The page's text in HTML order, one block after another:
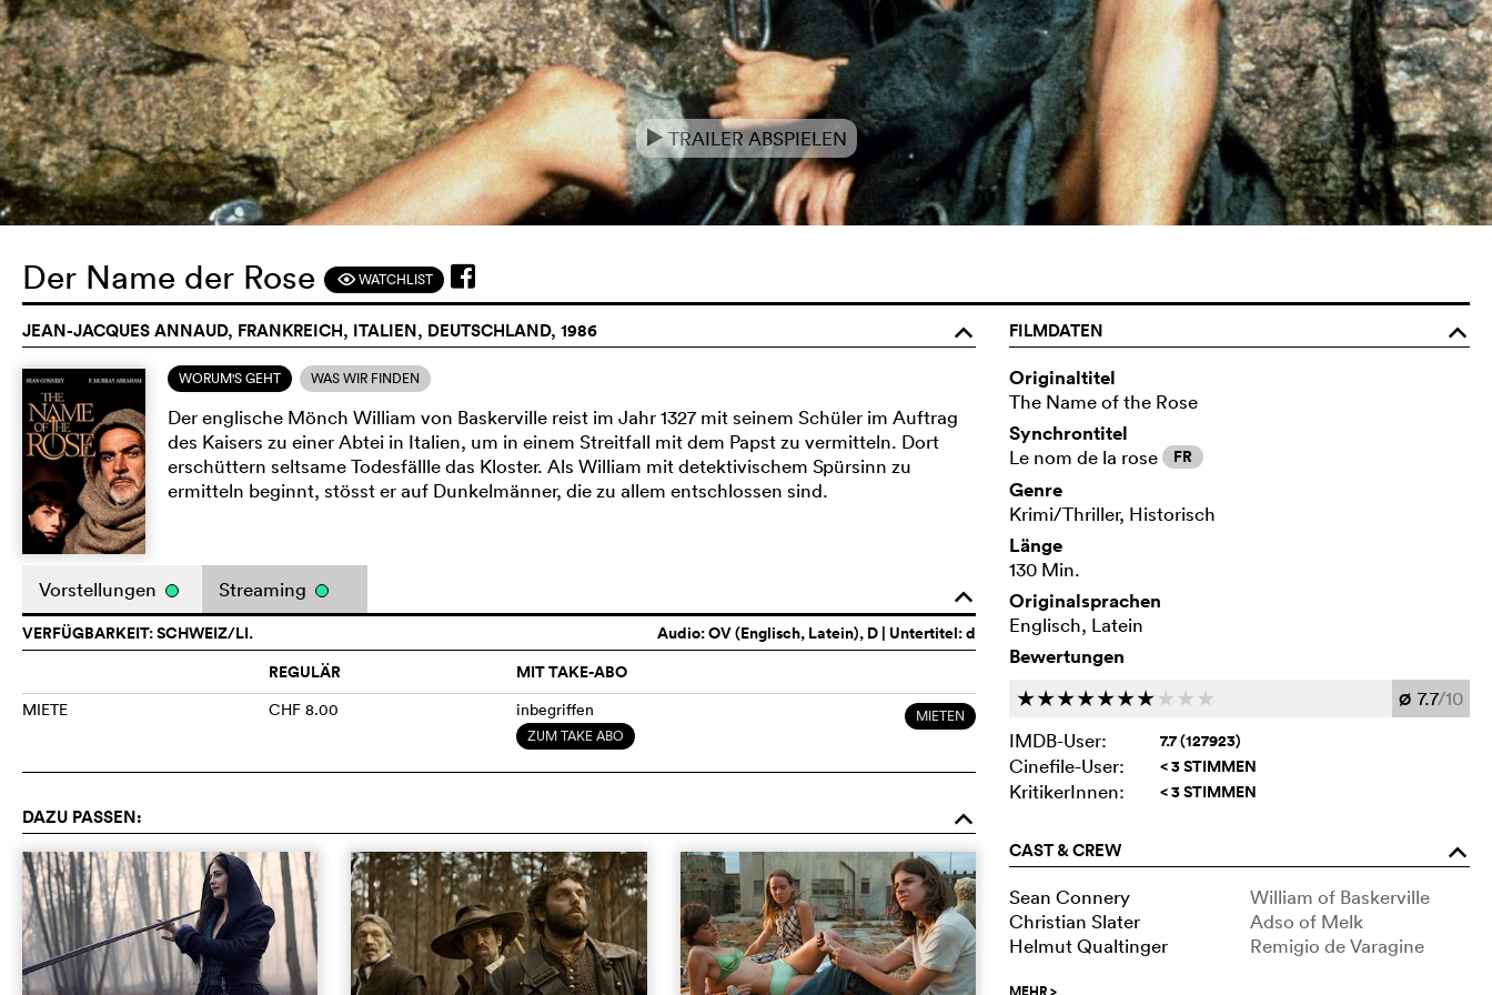
eTRAILER ABSPIELEN
Der Name der Rose FWATCHLIST
JEAN-JACQUES ANNAUD, FRANKREICH, ITALIEN, DEUTSCHLAND, 1986 o
WORUM'S GEHT WAS WIR FINDEN
Der englische Mönch William von Baskerville reist im Jahr 1327 mit seinem Schüler im Auftrag
des Kaisers zu einer Abtei in Italien, um in einem Streitfall mit dem Papst zu vermitteln. Dort
erschüttern seltsame Todesfällle das Kloster. Als William mit detektivischem Spürsinn zu
ermitteln beginnt, stösst er auf Dunkelmänner, die zu allem entschlossen sind.
o
Vorstellungen Streaming
Audio:OV (Englisch, Latein), D | Untertitel: d
VERFÜGBARKEIT: SCHWEIZ/LI.
REGULÄR
MIT TAKE-ABO
MIETE CHF 8.00 inbegriffen
ZUM TAKE ABO
MIETEN
DAZU PASSEN: o
FILMDATEN
o
Originaltitel
The Name of the Rose
Synchrontitel
Le nom de la rose FR
Genre
Krimi/Thriller, Historisch
Länge
130 Min.
Originalsprachen
Englisch, Latein
Bewertungen
ccccccc c c c Ø 7.7/10
IMDB-User:
7.7 (127923)
Cinefile-User: < 3 STIMMEN
KritikerInnen: < 3 STIMMEN
CAST & CREW o
Sean Connery
William of Baskerville
Christian Slater
Adso of Melk
Helmut Qualtinger
Remigio de Varagine